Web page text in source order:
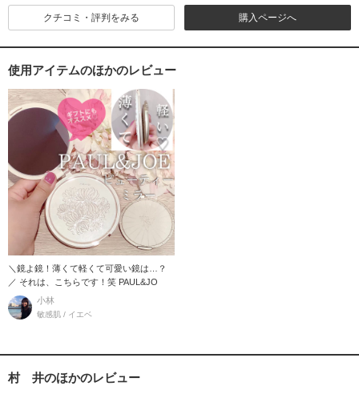
購入ページへ
クチコミ・評判をみる
使用アイテムのほかのレビュー
＼鏡よ鏡！薄くて軽くて可愛い鏡は…？
／ それは、こちらです！笑 PAUL&JO
小林
敏感肌 / イエベ
村 井のほかのレビュー